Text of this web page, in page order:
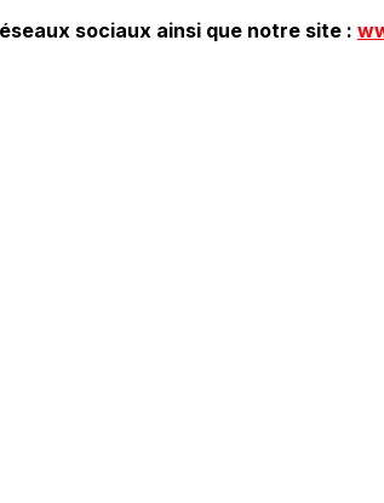
sociaux ainsi que notre site :